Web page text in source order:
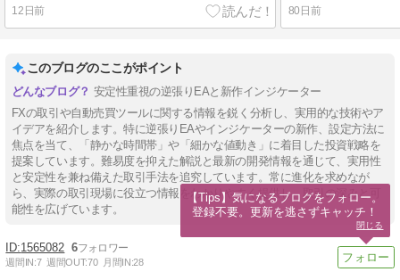
12日前 80日前
このブログのここがポイント
安定性重視の逆張りEAと新作インジケーター
FXの取引や自動売買ツールに関する情報を鋭く分析し、実用的な技術やア
イデアを紹介します。特に逆張りEAやインジケーターの新作、設定方法に
焦点を当て、「静かな時間帯」や「細かな値動き」に着目した投資戦略を
提案しています。難易度を抑えた解説と最新の開発情報を通じて、実用性
と安定性を兼ね備えた取引手法を追究しています。常に進化を求めなが
ら、実際の取引現場に役立つ情報をわかりやすく提供し、取引の深みと可
能性を広げています。
1565082 6
週間IN:7 週間OUT:70 月間IN:28
【Tips】気になるブログをフォロー。
登録不要。更新を逃さずキャッチ！
閉じる